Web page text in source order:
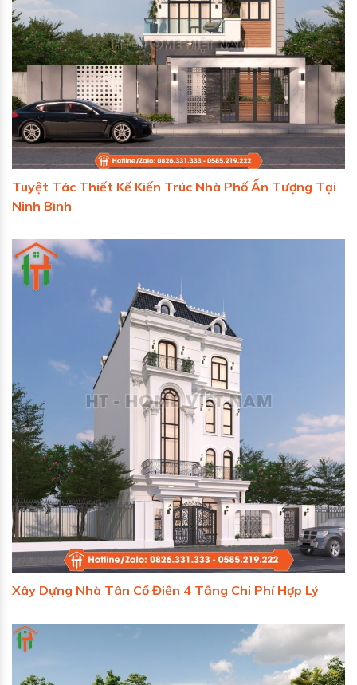
Tuyệt Tác Thiết Kế Kiến Trúc Nhà Phố Ấn Tượng Tại
Ninh Bình
Xây Dựng Nhà Tân Cổ Điển 4 Tầng Chi Phí Hợp Lý